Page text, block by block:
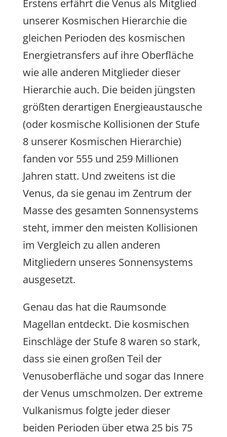
Erstens erfährt die Venus als Mitglied
unserer Kosmischen Hierarchie die
gleichen Perioden des kosmischen
Energietransfers auf ihre Oberfläche
wie alle anderen Mitglieder dieser
Hierarchie auch. Die beiden jüngsten
größten derartigen Energieaustausche
(oder kosmische Kollisionen der Stufe
8 unserer Kosmischen Hierarchie)
fanden vor 555 und 259 Millionen
Jahren statt. Und zweitens ist die
Venus, da sie genau im Zentrum der
Masse des gesamten Sonnensystems
steht, immer den meisten Kollisionen
im Vergleich zu allen anderen
Mitgliedern unseres Sonnensystems
ausgesetzt.
Genau das hat die Raumsonde
Magellan entdeckt. Die kosmischen
Einschläge der Stufe 8 waren so stark,
dass sie einen großen Teil der
Venusoberfläche und sogar das Innere
der Venus umschmolzen. Der extreme
Vulkanismus folgte jeder dieser
beiden Perioden über etwa 25 bis 75